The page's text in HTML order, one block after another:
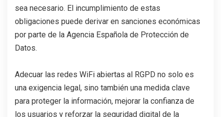
sea necesario. El incumplimiento de estas
obligaciones puede derivar en sanciones económicas
por parte de la Agencia Española de Protección de
Datos.
Adecuar las redes WiFi abiertas al RGPD no solo es
una exigencia legal, sino también una medida clave
para proteger la información, mejorar la confianza de
los usuarios y reforzar la seguridad digital de la